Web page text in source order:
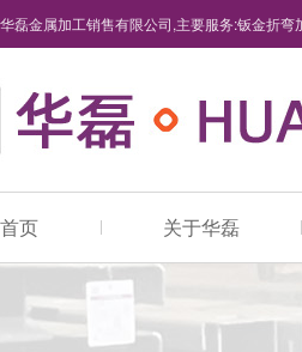
磊金属加工销售有限公司,主要服务:钣金折弯
页 关于华磊